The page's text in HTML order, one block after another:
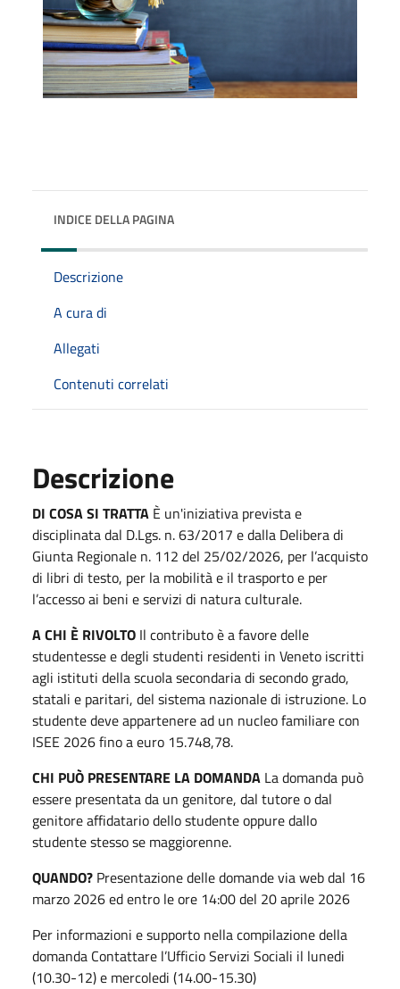
INDICE DELLA PAGINA
Descrizione
A cura di
Allegati
Contenuti correlati
Descrizione
DI COSA SI TRATTA È un'iniziativa prevista e
disciplinata dal D.Lgs. n. 63/2017 e dalla Delibera di
Giunta Regionale n. 112 del 25/02/2026, per l’acquisto
di libri di testo, per la mobilità e il trasporto e per
l’accesso ai beni e servizi di natura culturale.
A CHI È RIVOLTO Il contributo è a favore delle
studentesse e degli studenti residenti in Veneto iscritti
agli istituti della scuola secondaria di secondo grado,
statali e paritari, del sistema nazionale di istruzione. Lo
studente deve appartenere ad un nucleo familiare con
ISEE 2026 fino a euro 15.748,78.
CHI PUÒ PRESENTARE LA DOMANDA La domanda può
essere presentata da un genitore, dal tutore o dal
genitore affidatario dello studente oppure dallo
studente stesso se maggiorenne.
QUANDO? Presentazione delle domande via web dal 16
marzo 2026 ed entro le ore 14:00 del 20 aprile 2026
Per informazioni e supporto nella compilazione della
domanda Contattare l’Ufficio Servizi Sociali il lunedi
(10.30-12) e mercoledi (14.00-15.30)